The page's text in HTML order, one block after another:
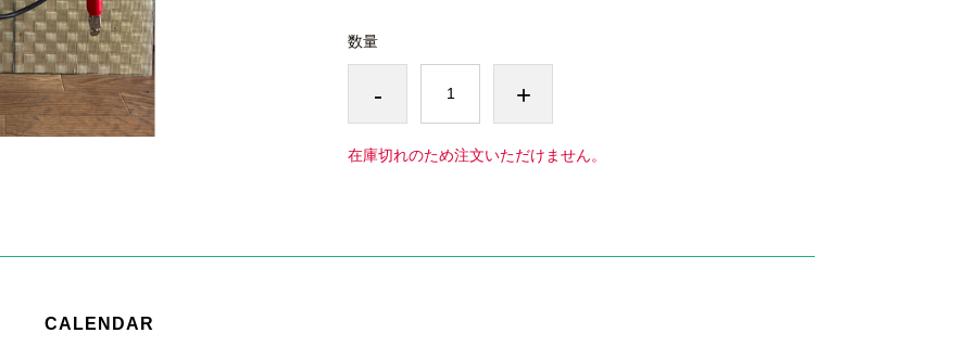
数量
- +
在庫切れのため注文いただけません。
CALENDAR